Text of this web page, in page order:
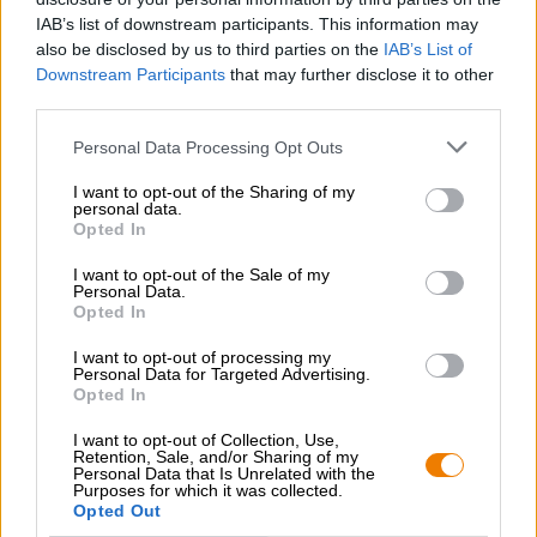
IAB’s list of downstream participants. This information may
also be disclosed by us to third parties on the IAB’s List of
Downstream Participants that may further disclose it to other
Personal Data Processing Opt Outs
I want to opt-out of the Sharing of my
personal data.
Opted In
I want to opt-out of the Sale of my
Personal Data.
Opted In
I want to opt-out of processing my
Personal Data for Targeted Advertising.
Opted In
I want to opt-out of Collection, Use,
Retention, Sale, and/or Sharing of my
Personal Data that Is Unrelated with the
Purposes for which it was collected.
Opted Out
assolutamente goderti il pot-pourri di malto delicato,
limone piccante e luppolo amaro!
CONSULENZA GRATUITA SULLA BIRRA
Hai domande su questa birra? Siamo qui per te.
shop@bierothek.de
commercianti o ristoratori
grosshandel@bierothek.de
Verifica in loco
È Mash Blond Da Oedipus Disponibile anche nella mia filiale?